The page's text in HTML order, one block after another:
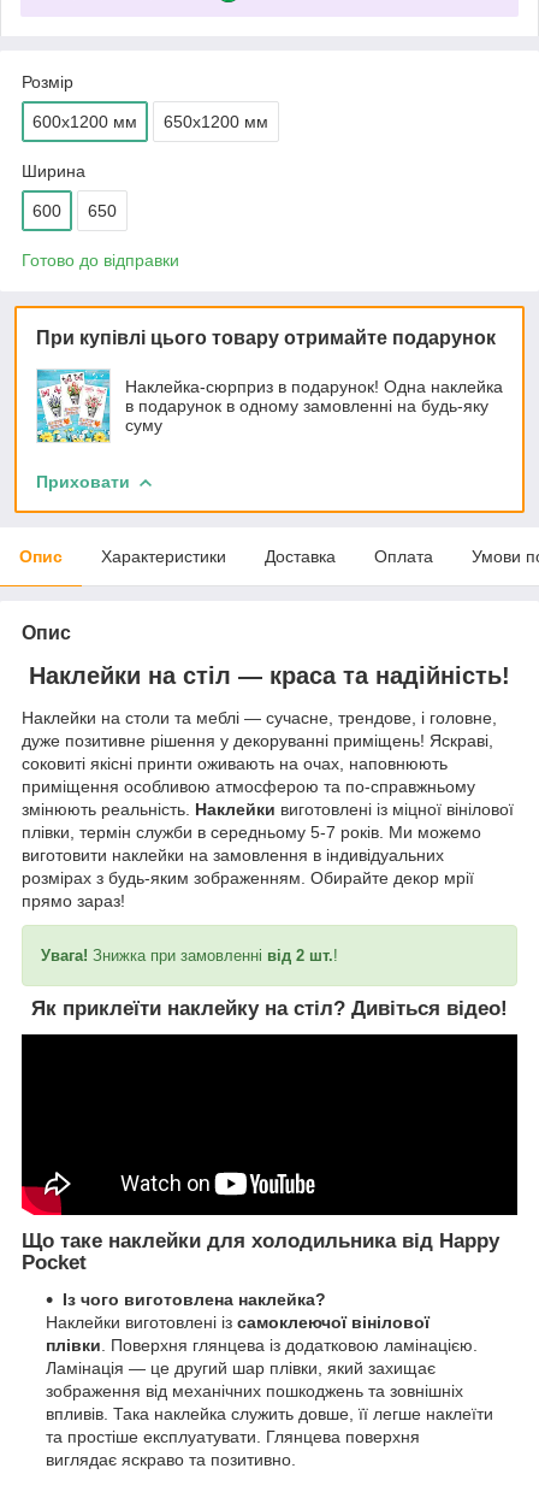
Розмір
600х1200 мм 650х1200 мм
Ширина
600 650
Готово до відправки
При купівлі цього товару отримайте подарунок
Наклейка-сюрприз в подарунок! Одна наклейка
в подарунок в одному замовленні на будь-яку
суму
Приховати
Опис Характеристики Доставка Оплата Умови
Опис
Наклейки на стіл — краса та надійність!
Наклейки на столи та меблі — сучасне, трендове, і головне,
дуже позитивне рішення у декоруванні приміщень! Яскраві,
соковиті якісні принти оживають на очах, наповнюють
приміщення особливою атмосферою та по-справжньому
змінюють реальність. Наклейки виготовлені із міцної вінілової
плівки, термін служби в середньому 5-7 років. Ми можемо
виготовити наклейки на замовлення в індивідуальних
розмірах з будь-яким зображенням. Обирайте декор мрії
прямо зараз!
Увага! Знижка при замовленні від 2 шт.!
Як приклеїти наклейку на стіл? Дивіться відео!
Що таке наклейки для холодильника від Happy
Pocket
Із чого виготовлена наклейка?
Наклейки виготовлені із самоклеючої вінілової
плівки . Поверхня глянцева із додатковою ламінацією.
Ламінація — це другий шар плівки, який захищає
зображення від механічних пошкоджень та зовнішніх
впливів. Така наклейка служить довше, її легше наклеїти
та простіше експлуатувати. Глянцева поверхня
виглядає яскраво та позитивно.